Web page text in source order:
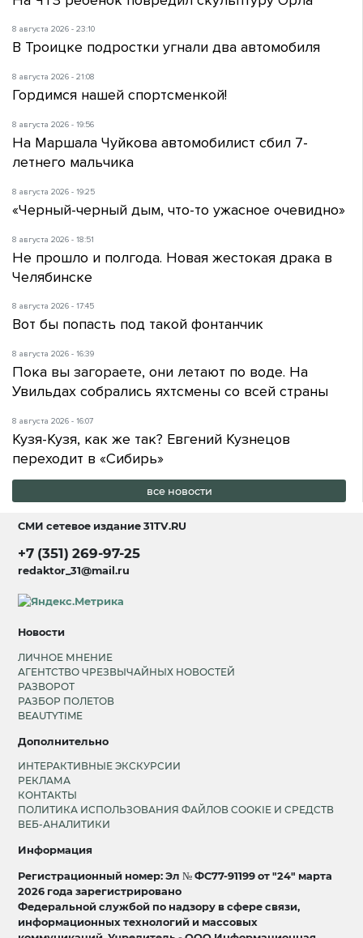
8 августа 2026 - 23:10
В Троицке подростки угнали два автомобиля
8 августа 2026 - 21:08
Гордимся нашей спортсменкой!
8 августа 2026 - 19:56
На Маршала Чуйкова автомобилист сбил 7-
летнего мальчика
8 августа 2026 - 19:25
«Черный-черный дым, что-то ужасное очевидно»
8 августа 2026 - 18:51
Не прошло и полгода. Новая жестокая драка в
Челябинске
8 августа 2026 - 17:45
Вот бы попасть под такой фонтанчик
8 августа 2026 - 16:39
Пока вы загораете, они летают по воде. На
Увильдах собрались яхтсмены со всей страны
8 августа 2026 - 16:07
Кузя-Кузя, как же так? Евгений Кузнецов
переходит в «Сибирь»
все новости
СМИ сетевое издание31TV.RU
+7 (351) 269-97-25
redaktor_31@mail.ru
Новости
ЛИЧНОЕ МНЕНИЕ
АГЕНТСТВО ЧРЕЗВЫЧАЙНЫХ НОВОСТЕЙ
РАЗВОРОТ
РАЗБОР ПОЛЕТОВ
BEAUTYTIME
Дополнительно
ИНТЕРАКТИВНЫЕ ЭКСКУРСИИ
РЕКЛАМА
КОНТАКТЫ
ПОЛИТИКА ИСПОЛЬЗОВАНИЯ ФАЙЛОВ COOKIE И СРЕДСТВ
ВЕБ-АНАЛИТИКИ
Информация
Регистрационный номер: Эл № ФС77-91199 от "24" марта
2026 года зарегистрировано
Федеральной службой по надзору в сфере связи,
информационных технологий и массовых